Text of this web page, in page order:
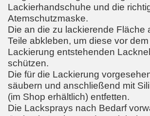
Lackierhandschuhe und die
Atemschutzmaske.
Die an die zu lackierende Fläche
Teile abkleben, um diese vor
Lackierung entstehenden
schützen.
Die für die Lackierung
säubern und anschließend mit
(im Shop erhältlich) entfetten.
Die Lacksprays nach Bedarf